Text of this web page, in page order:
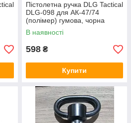
Пістолетна ручка DLG Tactical
DLG-098 для АК-47/74
(полімер) гумова, чорна
В наявності
598 ₴
Купити